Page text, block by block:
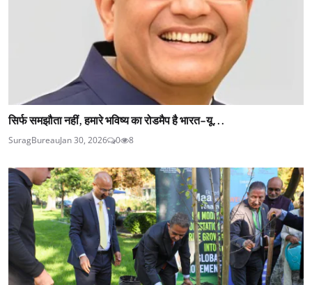
सिर्फ समझौता नहीं, हमारे भविष्य का रोडमैप है भारत-यू...
SuragBureauJan 30, 2026 0 8